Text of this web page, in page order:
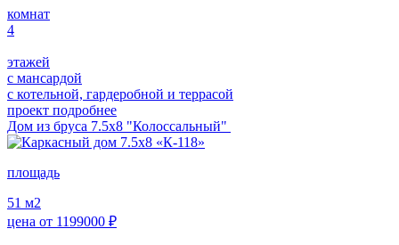
комнат
4
этажей
с мансардой
с котельной, гардеробной и террасой
проект подробнее
Дом из бруса 7.5х8 "Колоссальный"
площадь
51 м2
цена от 1199000 ₽